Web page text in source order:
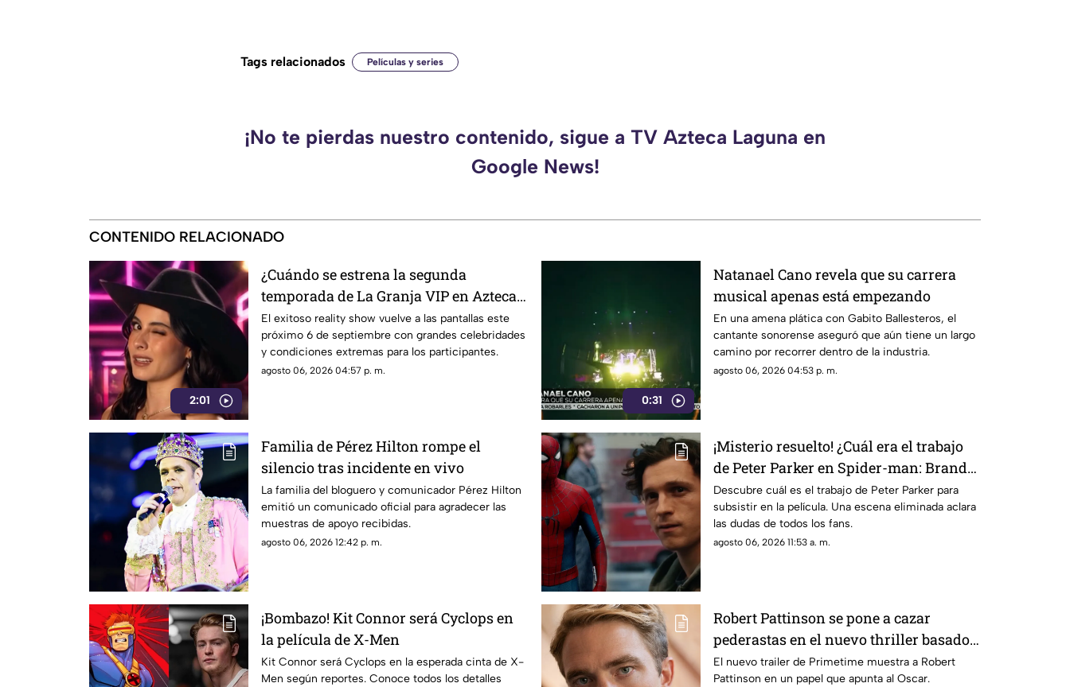
Tags relacionados Películas y series
¡No te pierdas nuestro contenido, sigue a TV Azteca Laguna en
Google News!
CONTENIDO RELACIONADO
2:01
¿Cuándo se estrena la segunda
temporada de La Granja VIP en Azteca
Uno?
El exitoso reality show vuelve a las pantallas este
próximo 6 de septiembre con grandes celebridades
y condiciones extremas para los participantes.
agosto 06, 2026 04:57 p. m.
0:31
Natanael Cano revela que su carrera
musical apenas está empezando
En una amena plática con Gabito Ballesteros, el
cantante sonorense aseguró que aún tiene un largo
camino por recorrer dentro de la industria.
agosto 06, 2026 04:53 p. m.
Familia de Pérez Hilton rompe el
silencio tras incidente en vivo
La familia del bloguero y comunicador Pérez Hilton
emitió un comunicado oficial para agradecer las
muestras de apoyo recibidas.
agosto 06, 2026 12:42 p. m.
¡Misterio resuelto! ¿Cuál era el trabajo
de Peter Parker en Spider-man: Brand
New Day?
Descubre cuál es el trabajo de Peter Parker para
subsistir en la película. Una escena eliminada aclara
las dudas de todos los fans.
agosto 06, 2026 11:53 a. m.
¡Bombazo! Kit Connor será Cyclops en
la película de X-Men
Kit Connor será Cyclops en la esperada cinta de X-
Men según reportes. Conoce todos los detalles
Robert Pattinson se pone a cazar
pederastas en el nuevo thriller basado
en hechos reales ‘Primetime'
El nuevo trailer de Primetime muestra a Robert
Pattinson en un papel que apunta al Oscar.